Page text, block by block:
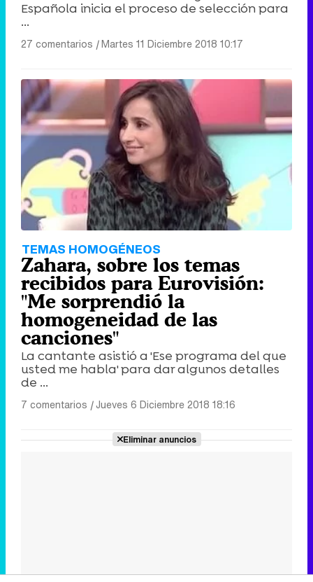
Española inicia el proceso de selección para
...
27 comentarios |Martes 11 Diciembre 2018 10:17
TEMAS HOMOGÉNEOS
Zahara, sobre los temas
recibidos para Eurovisión:
"Me sorprendió la
homogeneidad de las
canciones"
La cantante asistió a 'Ese programa del que
usted me habla' para dar algunos detalles
de ...
7 comentarios |Jueves 6 Diciembre 2018 18:16
Eliminar anuncios